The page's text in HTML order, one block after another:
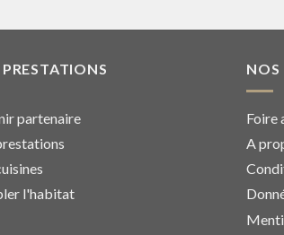
partenaire
l'habitat
NOS
Foire
A